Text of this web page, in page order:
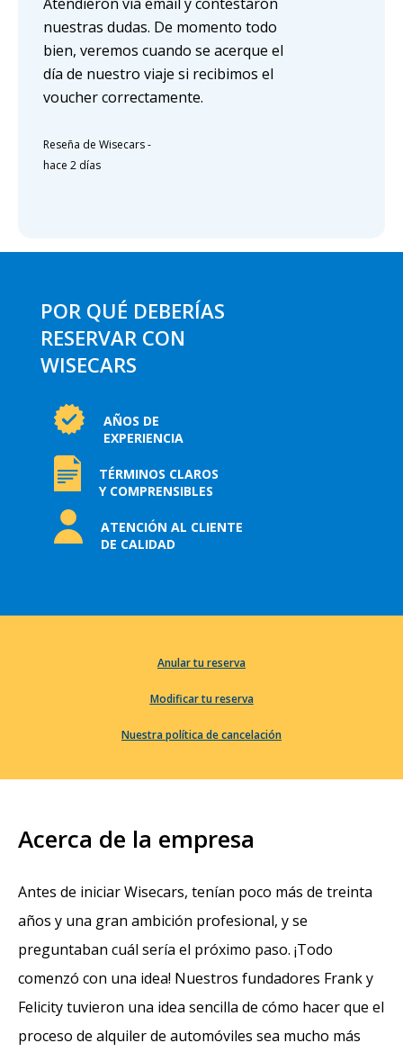
nuestras dudas. De momento todo
bien, veremos cuando se acerque el
día de nuestro viaje si recibimos el
voucher correctamente.
Reseña de Wisecars-
hace 2 días
POR QUÉ DEBERÍAS
RESERVAR CON
WISECARS
AÑOS DE
EXPERIENCIA
TÉRMINOS CLAROS
Y COMPRENSIBLES
ATENCIÓN AL CLIENTE
DE CALIDAD
Anular tu reserva
Modificar tu reserva
Nuestra política de cancelación
Acerca de la empresa
Antes de iniciar Wisecars, tenían poco más de treinta
años y una gran ambición profesional, y se
preguntaban cuál sería el próximo paso. ¡Todo
comenzó con una idea! Nuestros fundadores Frank y
Felicity tuvieron una idea sencilla de cómo hacer que el
proceso de alquiler de automóviles sea mucho más